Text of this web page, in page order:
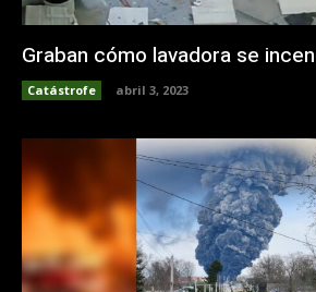
Graban cómo lavadora se
Catástrofe abril 3, 2023